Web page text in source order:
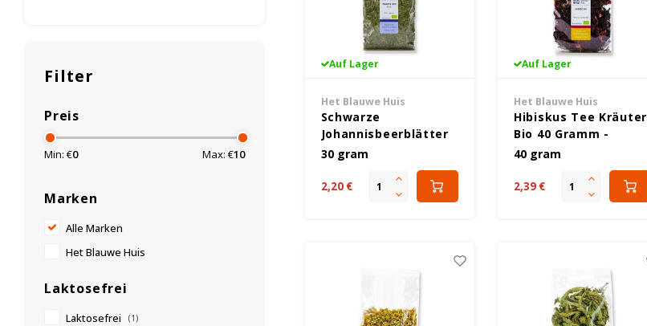
Filter
Preis
Min: €0 Max: €10
Marken
Alle Marken
Het Blauwe Huis
Laktosefrei
Laktosefrei (1)
Auf Lager
Het Blauwe Huis
Schwarze
Johannisbeerblätter
Kräutertee Bio 30
Gramm - Glutenfrei
30 gram
2,20 €
Auf Lager
Het Blauwe Huis
Hibiskus Tee Kräuter
Bio 40 Gramm -
Glutenfrei
40 gram
2,39 €